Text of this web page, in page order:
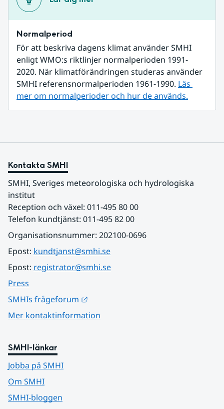
Normalperiod
För att beskriva dagens klimat använder SMHI
enligt WMO:s riktlinjer normalperioden 1991-
2020. När klimatförändringen studeras använder
SMHI referensnormalperioden 1961-1990. Läs
mer om normalperioder och hur de används.
Kontakta SMHI
SMHI, Sveriges meteorologiska och hydrologiska
institut
Reception och växel: 011-495 80 00
Telefon kundtjänst: 011-495 82 00
Organisationsnummer: 202100-0696
Epost: kundtjanst@smhi.se
Epost: registrator@smhi.se
Press
SMHIs frågeforum
Mer kontaktinformation
SMHI-länkar
Jobba på SMHI
Om SMHI
SMHI-bloggen